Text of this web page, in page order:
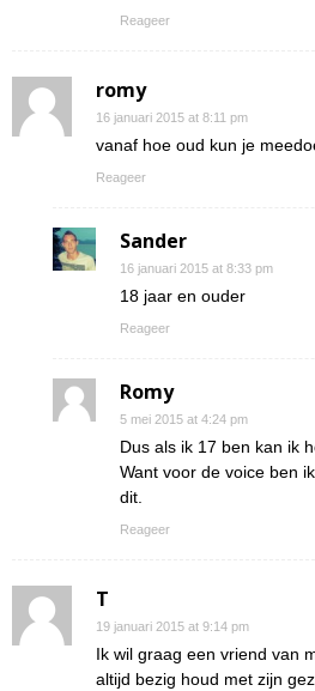
Reageer
romy
16 januari 2015 at 8:11 pm
vanaf hoe oud kun je
Reageer
Sander
16 januari 2015 at 8:33 pm
18 jaar en ouder
Reageer
Romy
5 mei 2015 at 4:24 pm
Dus als ik 17 ben kan ik
Want voor de voice ben
dit.
Reageer
T
19 januari 2015 at 9:14 pm
Ik wil graag een vriend van
altijd bezig houd met zijn